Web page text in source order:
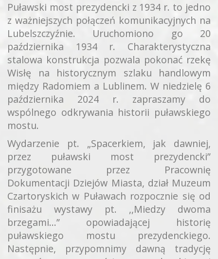
Puławski most prezydencki z 1934 r. to jedno
z ważniejszych połączeń komunikacyjnych na
Lubelszczyźnie. Uruchomiono go 20
października 1934 r. Charakterystyczna
stalowa konstrukcja pozwala pokonać rzekę
Wisłę na historycznym szlaku handlowym
między Radomiem a Lublinem. W niedzielę 6
października 2024 r. zapraszamy do
wspólnego odkrywania historii puławskiego
mostu.
Wydarzenie pt. „Spacerkiem, jak dawniej,
przez puławski most prezydencki”
przygotowane przez Pracownię
Dokumentacji Dziejów Miasta, dział Muzeum
Czartoryskich w Puławach rozpocznie się od
finisażu wystawy pt. ,,Miedzy dwoma
brzegami…” opowiadającej historię
puławskiego mostu prezydenckiego.
Następnie, przypomnimy dawną tradycję